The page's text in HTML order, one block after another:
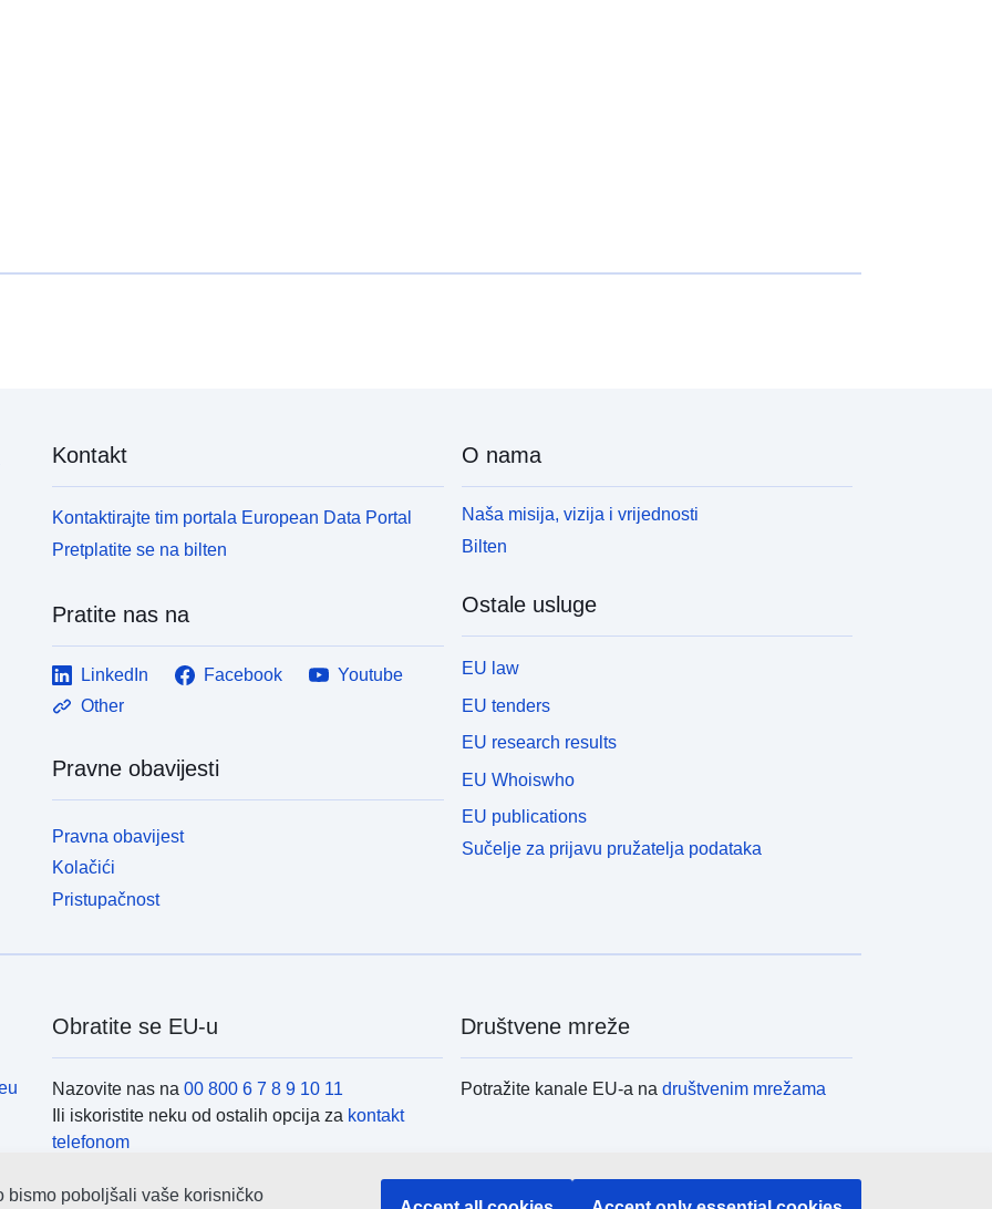
Kontakt
Kontaktirajte tim portala European Data Portal
Pretplatite se na bilten
Pratite nas na
LinkedIn Facebook
Youtube
Other
Pravne obavijesti
Pravna obavijest
Kolačići
Pristupačnost
O nama
Naša misija, vizija i vrijednosti
Bilten
Ostale usluge
EU law
EU tenders
EU research results
EU Whoiswho
EU publications
Sučelje za prijavu pružatelja podataka
Obratite se EU-u
Nazovite nas na 00 800 6 7 8 9 10 11
Ili iskoristite neku od ostalih opcija za kontakt
telefonom
Posjetite nas u nekom odcentara EU-a
Društvene mreže
Potražite kanale EU-a nadruštvenim mrežama
bismo poboljšali vaše korisničko